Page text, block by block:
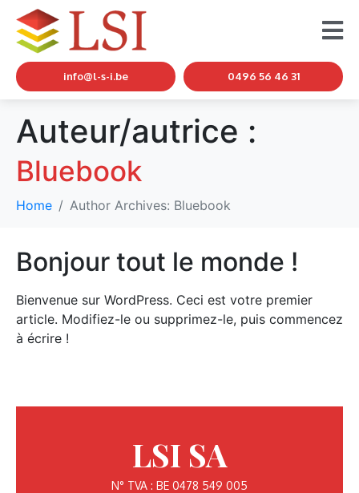
info@l-s-i.be 0496 56 46 31
Auteur/autrice :
Bluebook
Home Author Archives: Bluebook
Bonjour tout le monde !
Bienvenue sur WordPress. Ceci est votre premier
article. Modifiez-le ou supprimez-le, puis commencez
à écrire !
LSI SA
N° TVA : BE 0478 549 005